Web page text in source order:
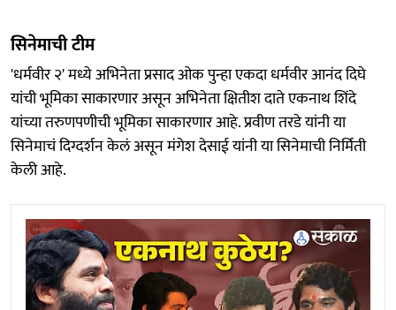
सिनेमाची टीम
'धर्मवीर २' मध्ये अभिनेता प्रसाद ओक पुन्हा एकदा धर्मवीर आनंद दिघे
यांची भूमिका साकारणार असून अभिनेता क्षितीश दाते एकनाथ शिंदे
यांच्या तरुणपणीची भूमिका साकारणार आहे. प्रवीण तरडे यांनी या
सिनेमाचं दिग्दर्शन केलं असून मंगेश देसाई यांनी या सिनेमाची निर्मिती
केली आहे.